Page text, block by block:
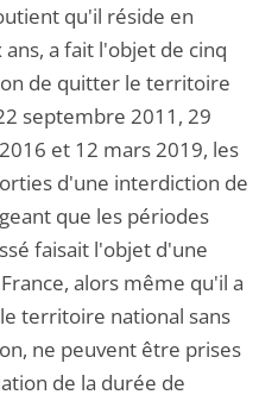
qu'il réside en
a fait l'objet de cinq
de quitter le territoire
septembre 2011, 29
et 12 mars 2019, les
d'une interdiction de
que les périodes
faisait l'objet d'une
alors même qu'il a
territoire national sans
ne peuvent être prises
de la durée de